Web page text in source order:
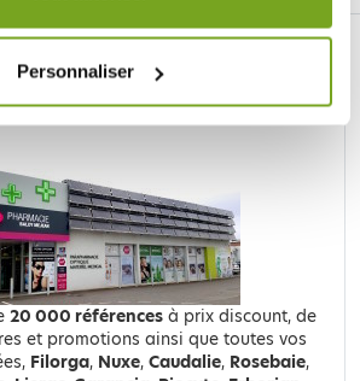
Personnaliser
EN LIGNE BALDY
MÉJEAN
20 000 références à prix discount, de
et promotions ainsi que toutes vos
Filorga, Nuxe, Caudalie, Rosebaie,